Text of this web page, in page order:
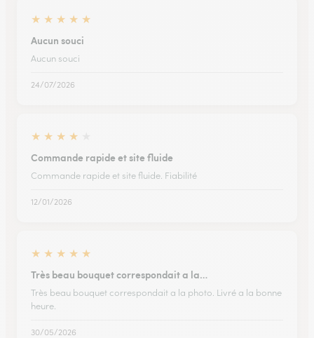
★ ★ ★ ★ ★
Aucun souci
Aucun souci
24/07/2026
★ ★ ★ ★
Commande rapide et site fluide
Commande rapide et site fluide. Fiabilité
12/01/2026
★ ★ ★ ★ ★
Très beau bouquet correspondait a la…
Très beau bouquet correspondait a la photo. Livré a la bonne
heure.
30/05/2026